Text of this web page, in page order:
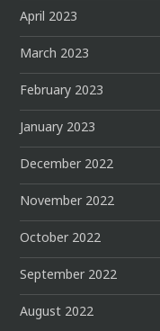
April 2023
March 2023
February 2023
January 2023
December 2022
November 2022
October 2022
September 2022
August 2022